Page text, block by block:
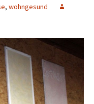
, wohngesund